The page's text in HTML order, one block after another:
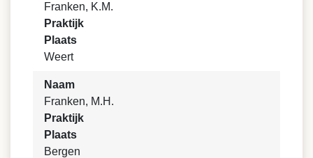
Franken, K.M.
Praktijk
Plaats
Weert
Naam
Franken, M.H.
Praktijk
Plaats
Bergen